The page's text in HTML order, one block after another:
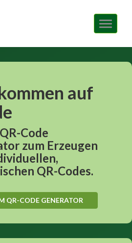
auf
Code
zum Erzeugen
QR-Codes.
QR-CODE GENERATOR